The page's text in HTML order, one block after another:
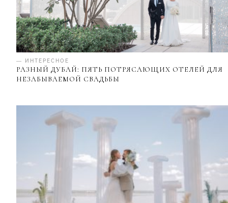
— ИНТЕРЕСНОЕ
РАЗНЫЙ ДУБАЙ: ПЯТЬ ПОТРЯСАЮЩИХ ОТЕЛЕЙ ДЛЯ
НЕЗАБЫВАЕМОЙ СВАДЬБЫ